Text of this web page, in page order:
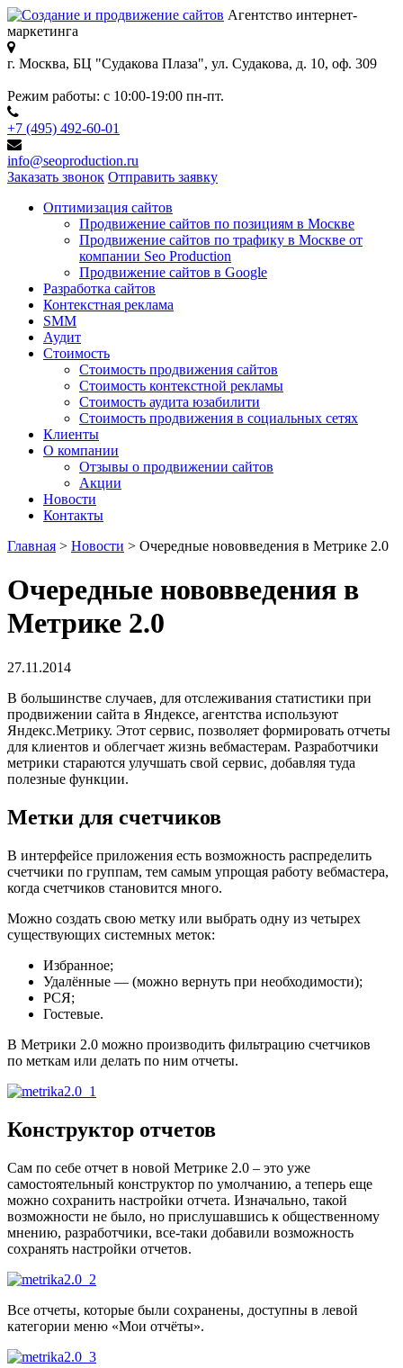
Агентство интернет-
маркетинга
г. Москва, БЦ "Судакова Плаза", ул. Судакова, д. 10, оф. 309
Режим работы: с 10:00-19:00 пн-пт.
+7 (495) 492-60-01
info@seoproduction.ru
Заказать звонок Отправить заявку
Оптимизация сайтов
Продвижение сайтов по позициям в Москве
Продвижение сайтов по трафику в Москве от
компании Seo Production
Продвижение сайтов в Google
Разработка сайтов
Контекстная реклама
SMM
Аудит
Стоимость
Стоимость продвижения сайтов
Стоимость контекстной рекламы
Стоимость аудита юзабилити
Стоимость продвижения в социальных сетях
Клиенты
О компании
Отзывы о продвижении сайтов
Акции
Новости
Контакты
Главная > Новости > Очередные нововведения в Метрике 2.0
Очередные нововведения в
Метрике 2.0
27.11.2014
В большинстве случаев, для отслеживания статистики при
продвижении сайта в Яндексе, агентства используют
Яндекс.Метрику. Этот сервис, позволяет формировать отчеты
для клиентов и облегчает жизнь вебмастерам. Разработчики
метрики стараются улучшать свой сервис, добавляя туда
полезные функции.
Метки для счетчиков
В интерфейсе приложения есть возможность распределить
счетчики по группам, тем самым упрощая работу вебмастера,
когда счетчиков становится много.
Можно создать свою метку или выбрать одну из четырех
существующих системных меток:
Избранное;
Удалённые — (можно вернуть при необходимости);
РСЯ;
Гостевые.
В Метрики 2.0 можно производить фильтрацию счетчиков
по меткам или делать по ним отчеты.
Конструктор отчетов
Сам по себе отчет в новой Метрике 2.0 – это уже
самостоятельный конструктор по умолчанию, а теперь еще
можно сохранить настройки отчета. Изначально, такой
возможности не было, но прислушавшись к общественному
мнению, разработчики, все-таки добавили возможность
сохранять настройки отчетов.
Все отчеты, которые были сохранены, доступны в левой
категории меню «Мои отчёты».